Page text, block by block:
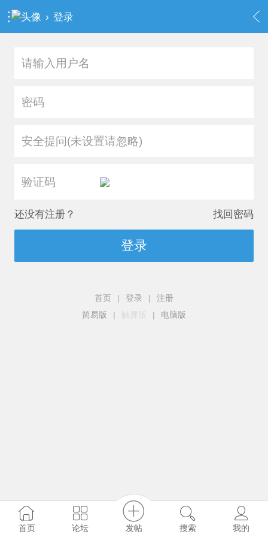
› 登录
安全提问(未设置请忽略)
还没有注册？ 找回密码
登录
首页 | 登录 |
注册
简易版
| 触屏版 | 电脑版
首页 论坛 发帖 搜索 我的